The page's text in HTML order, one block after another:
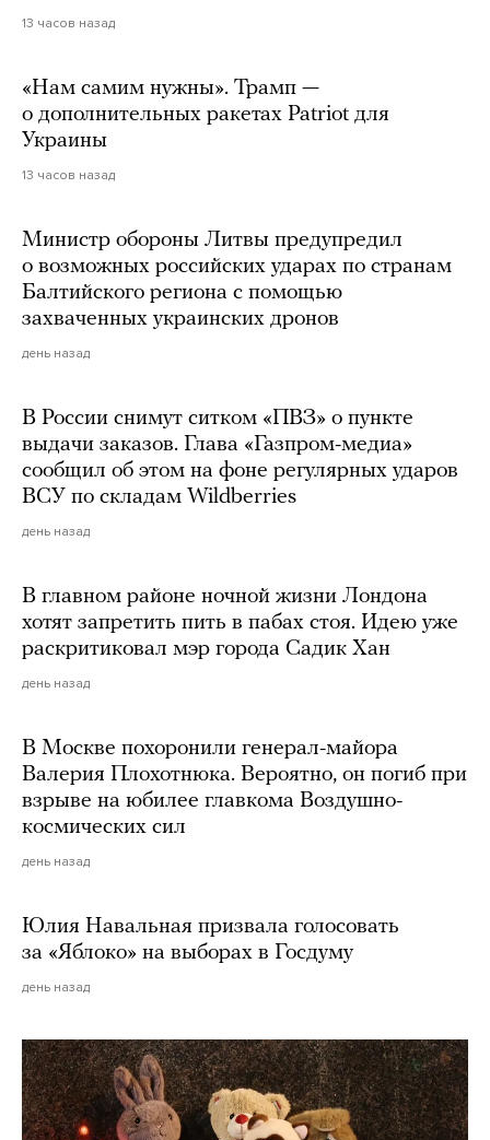
13 часов назад
«Нам самим нужны». Трамп —
о дополнительных ракетах Patriot для
Украины
13 часов назад
Министр обороны Литвы предупредил
о возможных российских ударах по странам
Балтийского региона с помощью
захваченных украинских дронов
день назад
В России снимут ситком «ПВЗ» о пункте
выдачи заказов. Глава «Газпром-медиа»
сообщил об этом на фоне регулярных ударов
ВСУ по складам Wildberries
день назад
В главном районе ночной жизни Лондона
хотят запретить пить в пабах стоя. Идею уже
раскритиковал мэр города Садик Хан
день назад
В Москве похоронили генерал-майора
Валерия Плохотнюка. Вероятно, он погиб при
взрыве на юбилее главкома Воздушно-
космических сил
день назад
Юлия Навальная призвала голосовать
за «Яблоко» на выборах в Госдуму
день назад